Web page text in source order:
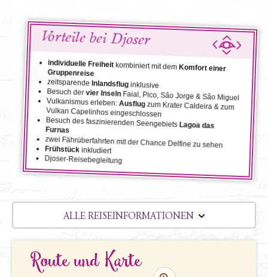
Vorteile bei Djoser
individuelle Freiheitkombiniert mit demKomfort einer
Gruppenreise
zeitsparende Inlandsfluginklusive
Besuch dervier InselnFaial, Pico, São Jorge & São Miguel
Vulkanismus erleben:Ausflugzum Krater Caldeira & zum
Vulkan Capelinhos eingeschlossen
Besuch des faszinierenden SeengebietsLagoa das
Furnas
zwei Fährüberfahrten mit der Chance Delfine zu sehen
Frühstückinkludiert
Djoser-Reisebegleitung
ALLE REISEINFORMATIONEN
REISEVERLAUF
TERMINE | PREISE
Route und Karte